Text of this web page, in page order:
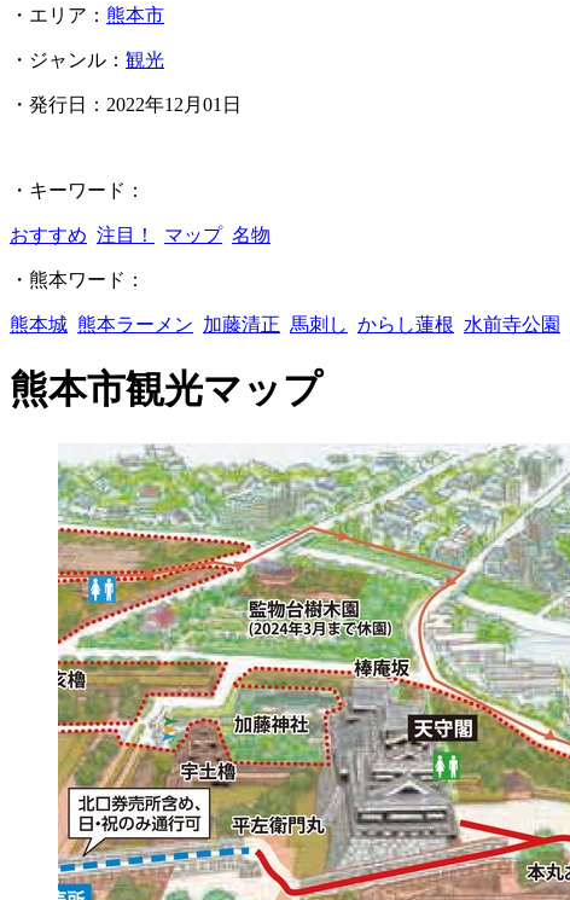
・エリア： 熊本市
・ジャンル： 観光
・発行日： 2022年12月01日
・キーワード：
おすすめ 注目！ マップ 名物
・熊本ワード：
熊本城 熊本ラーメン 加藤清正 馬刺し からし蓮根 水前寺公園
熊本市観光マップ